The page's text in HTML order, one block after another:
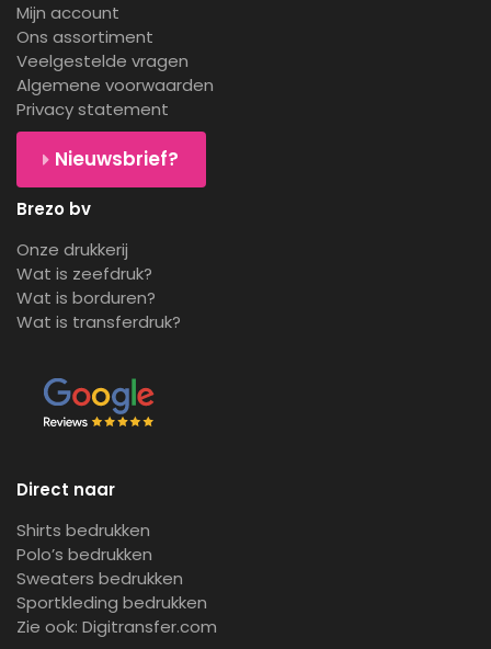
Mijn account
Ons assortiment
Veelgestelde vragen
Algemene voorwaarden
Privacy statement
Nieuwsbrief?
Brezo bv
Onze drukkerij
Wat is zeefdruk?
Wat is borduren?
Wat is transferdruk?
Direct naar
Shirts bedrukken
Polo’s bedrukken
Sweaters bedrukken
Sportkleding bedrukken
Zie ook: Digitransfer.com